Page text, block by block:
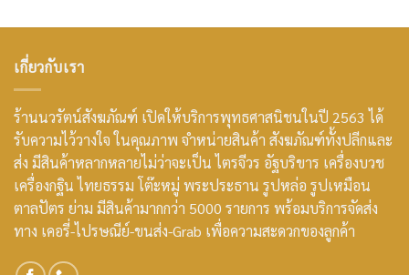
เกี่ยวกับเรา
ร้านนวรัตน์สังฆภัณฑ์ เปิดให้บริการพุทธศาสนิชนในปี 2563 ได้
รับความไว้วางใจ ในคุณภาพ จำหน่ายสินค้า สังฆภัณฑ์ทั้งปลีกและ
ส่ง มีสินค้าหลากหลายไม่ว่าจะเป็น ไตรจีวร อัฐบริขาร เครื่องบวช
เครื่องกฐิน ไทยธรรม โต๊ะหมู่ พระประธาน รูปหล่อ รูปเหมือน
ตาลปัตร ย่าม มีสินค้ามากกว่า 5000 รายการ พร้อมบริการจัดส่ง
ทาง เคอรี่-ไปรษณีย์-ขนส่ง-Grab เพื่อความสะดวกของลูกค้า